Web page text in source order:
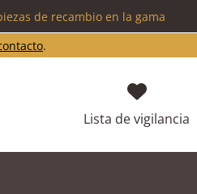
de recambio en la gama
.
Lista de vigilancia